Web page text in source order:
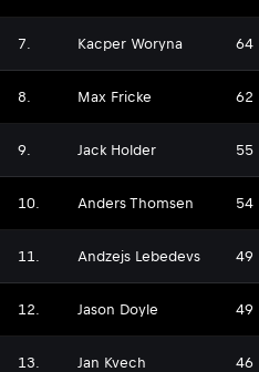
7. Kacper Woryna 64
8. Max Fricke 62
9. Jack Holder 55
10. Anders Thomsen 54
11. Andzejs Lebedevs 49
12. Jason Doyle 49
13. Jan Kvech 46